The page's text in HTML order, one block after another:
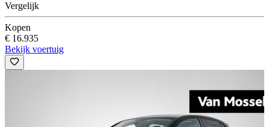
Vergelijk
Kopen
€ 16.935
Bekijk voertuig